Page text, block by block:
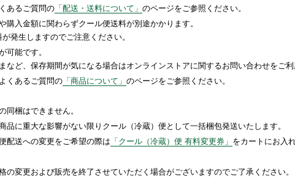
あるご質問の 「配送・送料について」 のページをご参照ください。
購入金額に関わらずクール便送料が別途かかります。
発生しますのでご注意ください。
可能です。
など、保存期間が気になる場合はオンラインストアに関するお問い合わせをご利
くあるご質問の 「商品について」 のページをご参照ください。
同梱はできません。
品に重大な影響がない限りクール（冷蔵）便として一括梱包発送いたします。
配送への変更をご希望の際は 「クール（冷蔵）便 有料変更券」 をカートにお入
の変更および販売を終了させていただく場合がございますのでご了承ください。